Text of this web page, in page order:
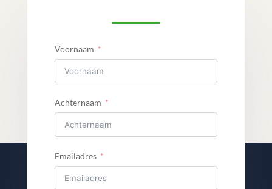
Voornaam
Achternaam
Emailadres